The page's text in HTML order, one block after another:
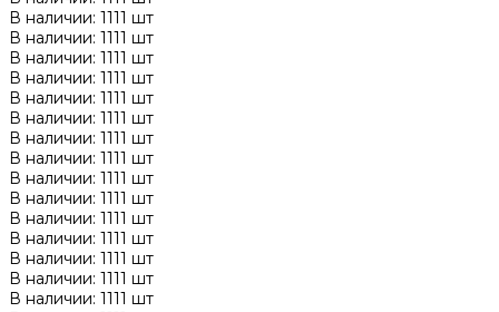
В наличии: 1111 шт
В наличии: 1111 шт
В наличии: 1111 шт
В наличии: 1111 шт
В наличии: 1111 шт
В наличии: 1111 шт
В наличии: 1111 шт
В наличии: 1111 шт
В наличии: 1111 шт
В наличии: 1111 шт
В наличии: 1111 шт
В наличии: 1111 шт
В наличии: 1111 шт
В наличии: 1111 шт
В наличии: 1111 шт